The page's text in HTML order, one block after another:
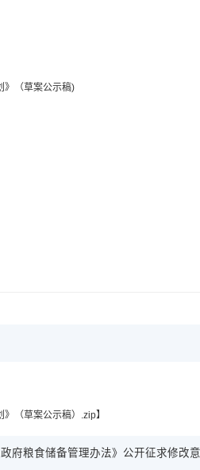
》（草案公示稿)
》（草案公示稿）.zip】
府粮食储备管理办法》公开征求修改